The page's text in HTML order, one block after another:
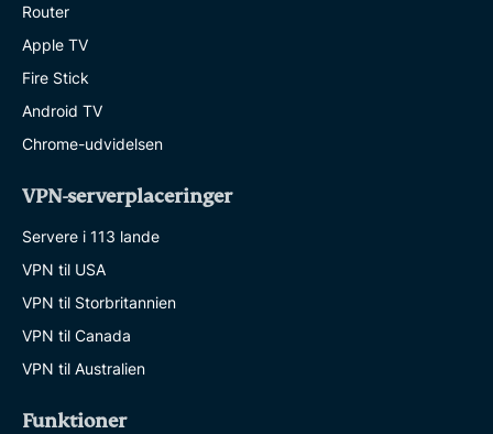
Router
Apple TV
Fire Stick
Android TV
Chrome-udvidelsen
VPN-serverplaceringer
Servere i 113 lande
VPN til USA
VPN til Storbritannien
VPN til Canada
VPN til Australien
Funktioner